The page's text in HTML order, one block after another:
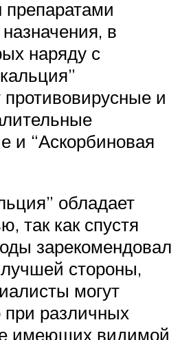
в
наряду с
противовирусные и
и “Аскорбиновая
обладает
так как спустя
зарекомендовал
стороны,
могут
при различных
имеющих видимой